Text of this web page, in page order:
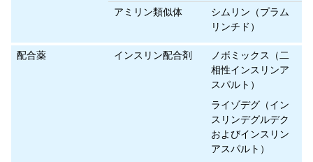
アミリン類似体
シムリン（プラム
リンチド）
配合薬 インスリン配合剤
ノボミックス（二
相性インスリンア
スパルト）
ライゾデグ（イン
スリンデグルデク
およびインスリン
アスパルト）